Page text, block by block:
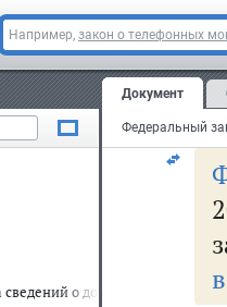
Например, закон о телефонных
о доходах, об
Документ
в